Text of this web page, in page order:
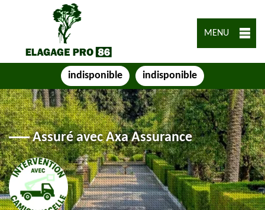
MENU
indisponible indisponible
Assuré avec Axa Assurance